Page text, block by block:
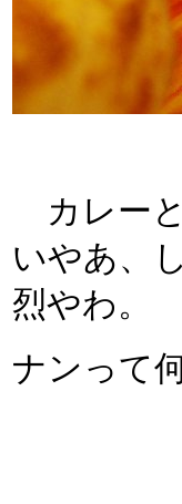
カレー
いやあ、
烈やわ。
ナンって